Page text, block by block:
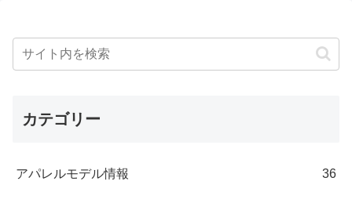
カテゴリー
アパレルモデル情報 36